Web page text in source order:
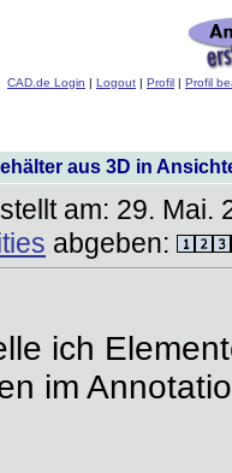
CAD.de Login | Logout | Profil | Profil
aus 3D in
am: 29.
abgeben:
ich
im